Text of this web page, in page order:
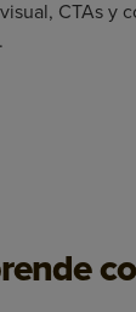
CTAs y